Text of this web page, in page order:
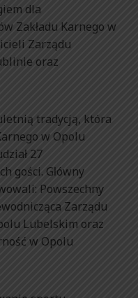
dla
Zakładu Karnego w
Zarządu
oraz
tradycją, która
w Opolu
27
gości. Główny
Powszechny
Zarządu
Lubelskim oraz
w Opolu